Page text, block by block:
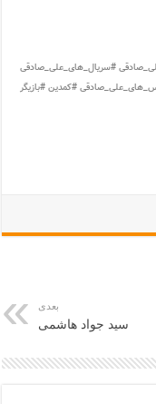
#سریال_های_علی_صادقی
#کمدین #بازیگر
بعدی
سید جواد هاشمی